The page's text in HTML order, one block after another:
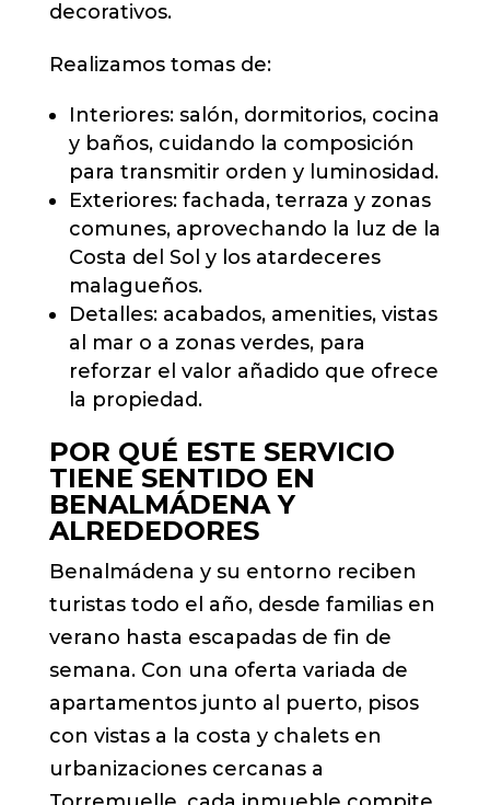
decorativos.
Realizamos tomas de:
Interiores: salón, dormitorios, cocina
y baños, cuidando la composición
para transmitir orden y luminosidad.
Exteriores: fachada, terraza y zonas
comunes, aprovechando la luz de la
Costa del Sol y los atardeceres
malagueños.
Detalles: acabados, amenities, vistas
al mar o a zonas verdes, para
reforzar el valor añadido que ofrece
la propiedad.
POR QUÉ ESTE SERVICIO
TIENE SENTIDO EN
BENALMÁDENA Y
ALREDEDORES
Benalmádena y su entorno reciben
turistas todo el año, desde familias en
verano hasta escapadas de fin de
semana. Con una oferta variada de
apartamentos junto al puerto, pisos
con vistas a la costa y chalets en
urbanizaciones cercanas a